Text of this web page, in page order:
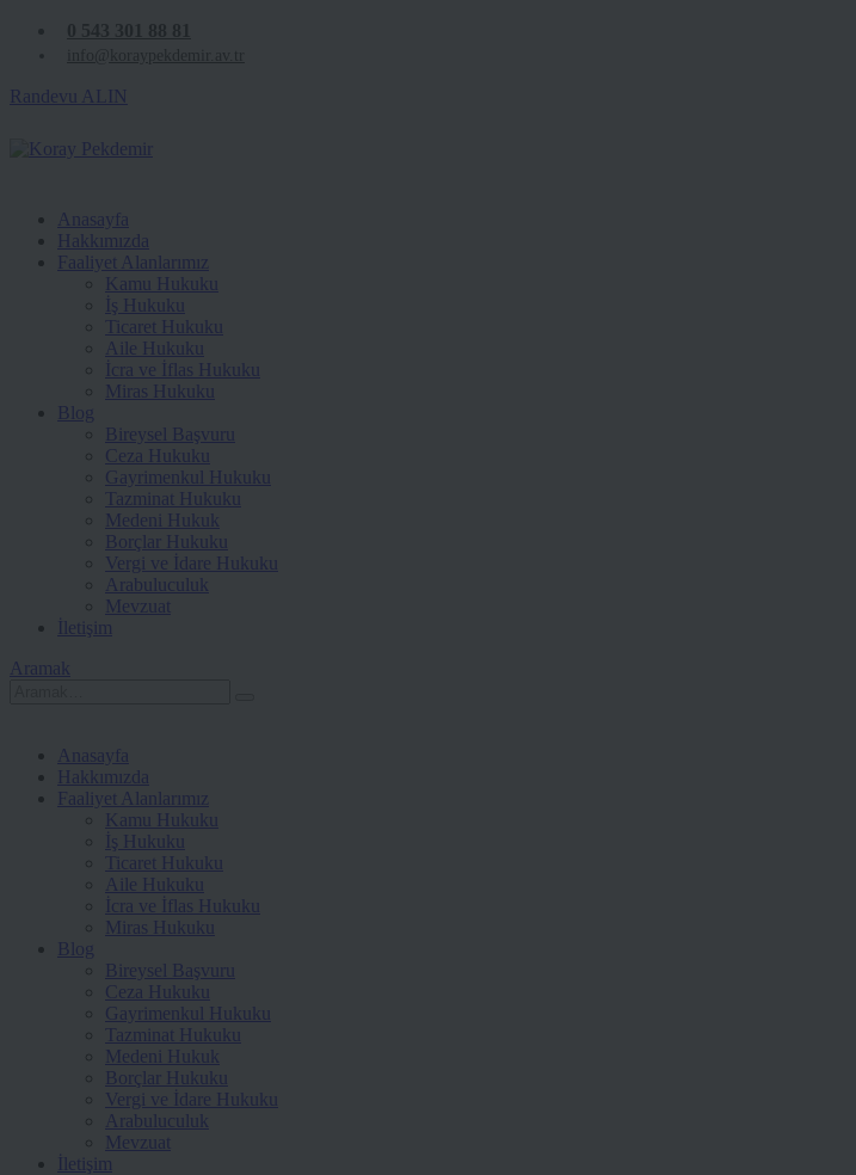
Randevu ALIN
Anasayfa
Hakkımızda
Faaliyet Alanlarımız
Kamu Hukuku
İş Hukuku
Ticaret Hukuku
Aile Hukuku
İcra ve İflas Hukuku
Miras Hukuku
Blog
Bireysel Başvuru
Ceza Hukuku
Gayrimenkul Hukuku
Tazminat Hukuku
Medeni Hukuk
Borçlar Hukuku
Vergi ve İdare Hukuku
Arabuluculuk
Mevzuat
İletişim
Aramak
Anasayfa
Hakkımızda
Faaliyet Alanlarımız
Kamu Hukuku
İş Hukuku
Ticaret Hukuku
Aile Hukuku
İcra ve İflas Hukuku
Miras Hukuku
Blog
Bireysel Başvuru
Ceza Hukuku
Gayrimenkul Hukuku
Tazminat Hukuku
Medeni Hukuk
Borçlar Hukuku
Vergi ve İdare Hukuku
Arabuluculuk
Mevzuat
İletişim